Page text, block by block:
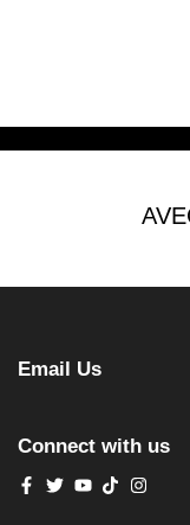
Email Us
Connect with us